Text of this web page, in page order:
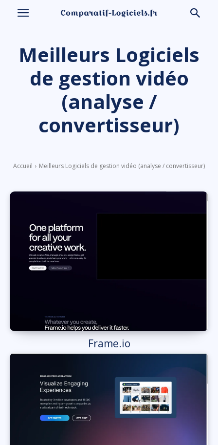
Meilleurs Logiciels
de gestion vidéo
(analyse /
convertisseur)
Accueil Meilleurs Logiciels de gestion vidéo (analyse / convertisseur)
Frame.io